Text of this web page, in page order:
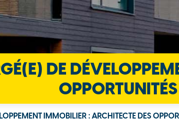
DE
IMMOBILIER : ARCHITECTE DES